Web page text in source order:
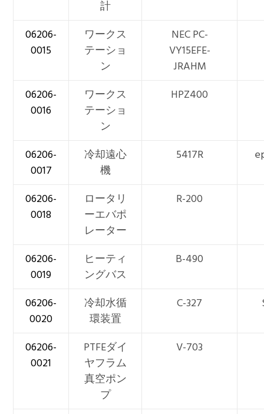
計
06206-
0015
ワークス
テーショ
ン
NEC PC-
VY15EFE-
JRAHM
06206-
0016
ワークス
テーショ
ン
HPZ400
06206-
0017
冷却遠心
機
5417R
06206-
0018
ロータリ
ーエバポ
レーター
R-200
06206-
0019
ヒーティ
ングバス
B-490
06206-
0020
冷却水循
環装置
C-327
06206-
0021
PTFEダイ
ヤフラム
真空ポン
プ
V-703